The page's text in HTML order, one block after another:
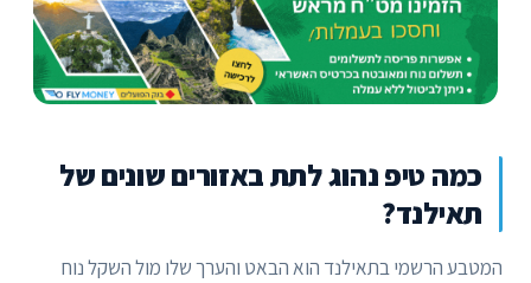
כמה טיפ נהוג לתת באזורים שונים של
תאילנד?
המטבע הרשמי בתאילנד הוא הבאט והערך שלו מול השקל נוח